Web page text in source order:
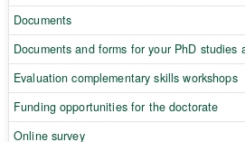
Documents
Documents and forms for your PhD studies
Evaluation complementary skills workshops
Funding opportunities for the doctorate
Online survey